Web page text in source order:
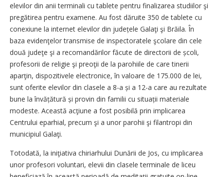
elevilor din anii terminali cu tablete pentru finalizarea studiilor şi
pregătirea pentru examene. Au fost dăruite 350 de tablete cu
conexiune la internet elevilor din județele Galaţi şi Brăila. În
baza evidenţelor transmise de inspectoratele şcolare din cele
două judeţe şi a recomandărilor făcute de directorii de școli,
profesorii de religie şi preoţii de la parohiile de care tinerii
aparţin, dispozitivele electronice, în valoare de 175.000 de lei,
sunt oferite elevilor din clasele a 8-a și a 12-a care au rezultate
bune la învățătură și provin din familii cu situații materiale
modeste. Această acţiune a fost posibilă prin implicarea
Centrului eparhial, precum şi a unor parohii şi filantropi din
municipiul Galaţi.
Totodată, la iniţiativa chiriarhului Dunării de Jos, cu implicarea
unor profesori voluntari, elevii din clasele terminale de liceu